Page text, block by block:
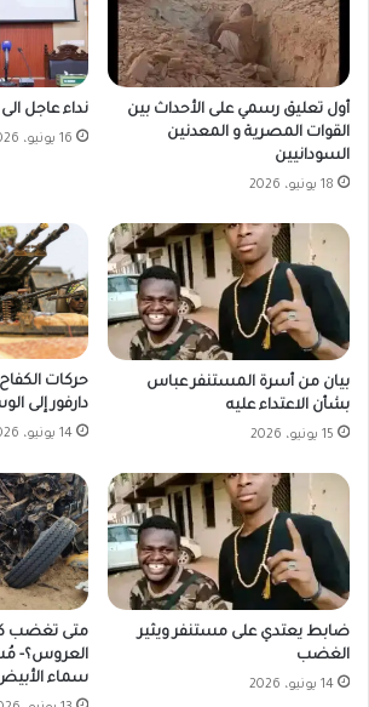
أول تعليق رسمي على الأحداث بين
القوات المصرية و المعدنين
السودانيين
18 يونيو، 2026
نداء عاجل
16 يونيو، 2026
بيان من أسرة المستنفر عباس
بشأن الاعتداء عليه
15 يونيو، 2026
حركات
دارفور إلى
14 يونيو، 2026
ضابط يعتدي على مستنفر ويثير
الغضب
14 يونيو، 2026
متى تغضب
العروس؟-
سماء